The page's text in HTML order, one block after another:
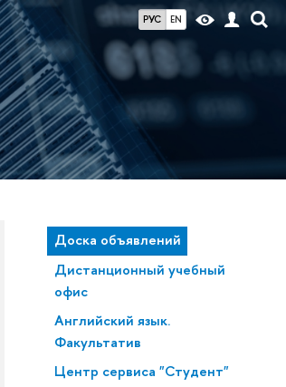
РУС EN
Доска объявлений
Дистанционный учебный
офис
Английский язык.
Факультатив
Центр сервиса "Студент"